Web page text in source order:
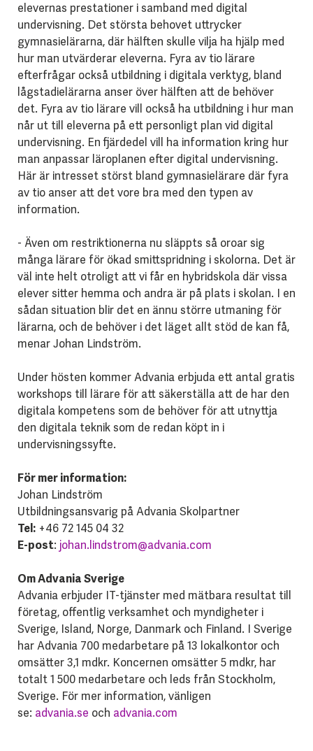
elevernas prestationer i samband med digital
undervisning. Det största behovet uttrycker
gymnasielärarna, där hälften skulle vilja ha hjälp med
hur man utvärderar eleverna. Fyra av tio lärare
efterfrågar också utbildning i digitala verktyg, bland
lågstadielärarna anser över hälften att de behöver
det. Fyra av tio lärare vill också ha utbildning i hur man
når ut till eleverna på ett personligt plan vid digital
undervisning. En fjärdedel vill ha information kring hur
man anpassar läroplanen efter digital undervisning.
Här är intresset störst bland gymnasielärare där fyra
av tio anser att det vore bra med den typen av
information.
- Även om restriktionerna nu släppts så oroar sig
många lärare för ökad smittspridning i skolorna. Det är
väl inte helt otroligt att vi får en hybridskola där vissa
elever sitter hemma och andra är på plats i skolan. I en
sådan situation blir det en ännu större utmaning för
lärarna, och de behöver i det läget allt stöd de kan få,
menar Johan Lindström.
Under hösten kommer Advania erbjuda ett antal gratis
workshops till lärare för att säkerställa att de har den
digitala kompetens som de behöver för att utnyttja
den digitala teknik som de redan köpt in i
undervisningssyfte.
För mer information:
Johan Lindström
Utbildningsansvarig på Advania Skolpartner
Tel:+46 72 145 04 32
E-post: johan.lindstrom@advania.com
Om Advania Sverige
Advania erbjuder IT-tjänster med mätbara resultat till
företag, offentlig verksamhet och myndigheter i
Sverige, Island, Norge, Danmark och Finland. I Sverige
har Advania 700 medarbetare på 13 lokalkontor och
omsätter 3,1 mdkr. Koncernen omsätter 5 mdkr, har
totalt 1 500 medarbetare och leds från Stockholm,
Sverige. För mer information, vänligen
se: advania.se och advania.com